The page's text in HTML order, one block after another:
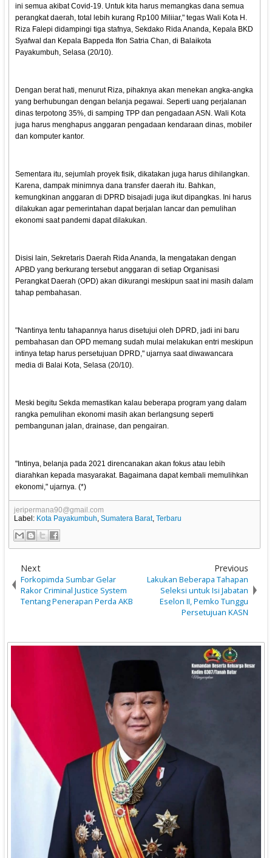
ini semua akibat Covid-19. Untuk kita harus memangkas dana semua
perangkat daerah, total lebih kurang Rp100 Miliiar," tegas Wali Kota H.
Riza Falepi didampingi tiga stafnya, Sekdako Rida Ananda, Kepala BKD
Syafwal dan Kepala Bappeda Ifon Satria Chan, di Balaikota
Payakumbuh, Selasa (20/10).
Dengan berat hati, menurut Riza, pihaknya akan menekan angka-angka
yang berhubungan dengan belanja pegawai. Seperti uang perjalanan
dinas terpotong 35%, di samping TPP dan pengadaan ASN. Wali Kota
juga harus menghapus anggaran pengadaan kendaraan dinas, mobiler
dan komputer kantor.
Sementara itu, sejumlah proyek fisik, dikatakan juga harus dihilangkan.
Karena, dampak minimnya dana transfer daerah itu. Bahkan,
kemungkinan anggaran di DPRD bisajadi juga ikut dipangkas. Ini harus
dilakukan agar pemerintahan dapat berjalan lancar dan pemulihan
ekonomi saat pandemi dapat dilakukan.
Disisi lain, Sekretaris Daerah Rida Ananda, Ia mengatakan dengan
APBD yang berkurang tersebut anggaran di setiap Organisasi
Perangkat Daerah (OPD) akan dikurangi meskipun saat ini masih dalam
tahap pembahasan.
"Nantinya tentu tahapannya harus disetujui oleh DPRD, jadi ini baru
pembahasan dan OPD memang sudah mulai melakukan entri meskipun
intinya tetap harus persetujuan DPRD," ujarnya saat diwawancara
media di Balai Kota, Selasa (20/10).
Meski begitu Sekda memastikan kalau beberapa program yang dalam
rangka pemulihan ekonomi masih akan berlangsung seperti
pembangunan jalan, drainase, dan pengairan.
"Intinya, belanja pada 2021 direncanakan akan fokus atau lebih
diarahkan kepada masyarakat. Bagaimana dapat kembali memulihkan
ekonomi," ujarnya. (*)
jeripermana90@gmail.com
Label: Kota Payakumbuh,Sumatera Barat,Terbaru
Next
Forkopimda Sumbar Gelar
Rakor Criminal Justice System
Tentang Penerapan Perda AKB
Previous
Lakukan Beberapa Tahapan
Seleksi untuk Isi Jabatan
Eselon II, Pemko Tunggu
Persetujuan KASN